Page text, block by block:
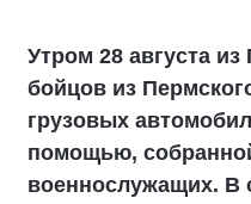
Утром 28 августа
бойцов из
грузовых
помощью,
военнослужащих. В